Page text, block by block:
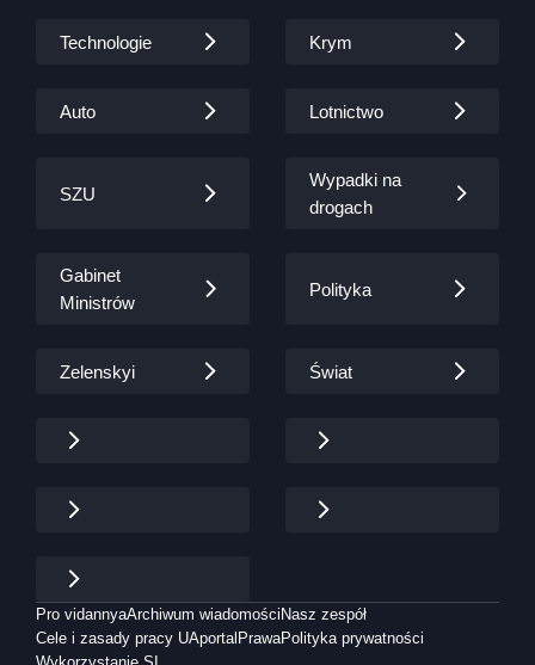
Technologie Krym
Auto Lotnictwo
SZU
Wypadki na
drogach
Gabinet
Ministrów
Polityka
Zelenskyi Świat
Pro vidannyaArchiwum wiadomości Nasz zespół
Cele i zasady pracy UAportal PrawaPolityka prywatności